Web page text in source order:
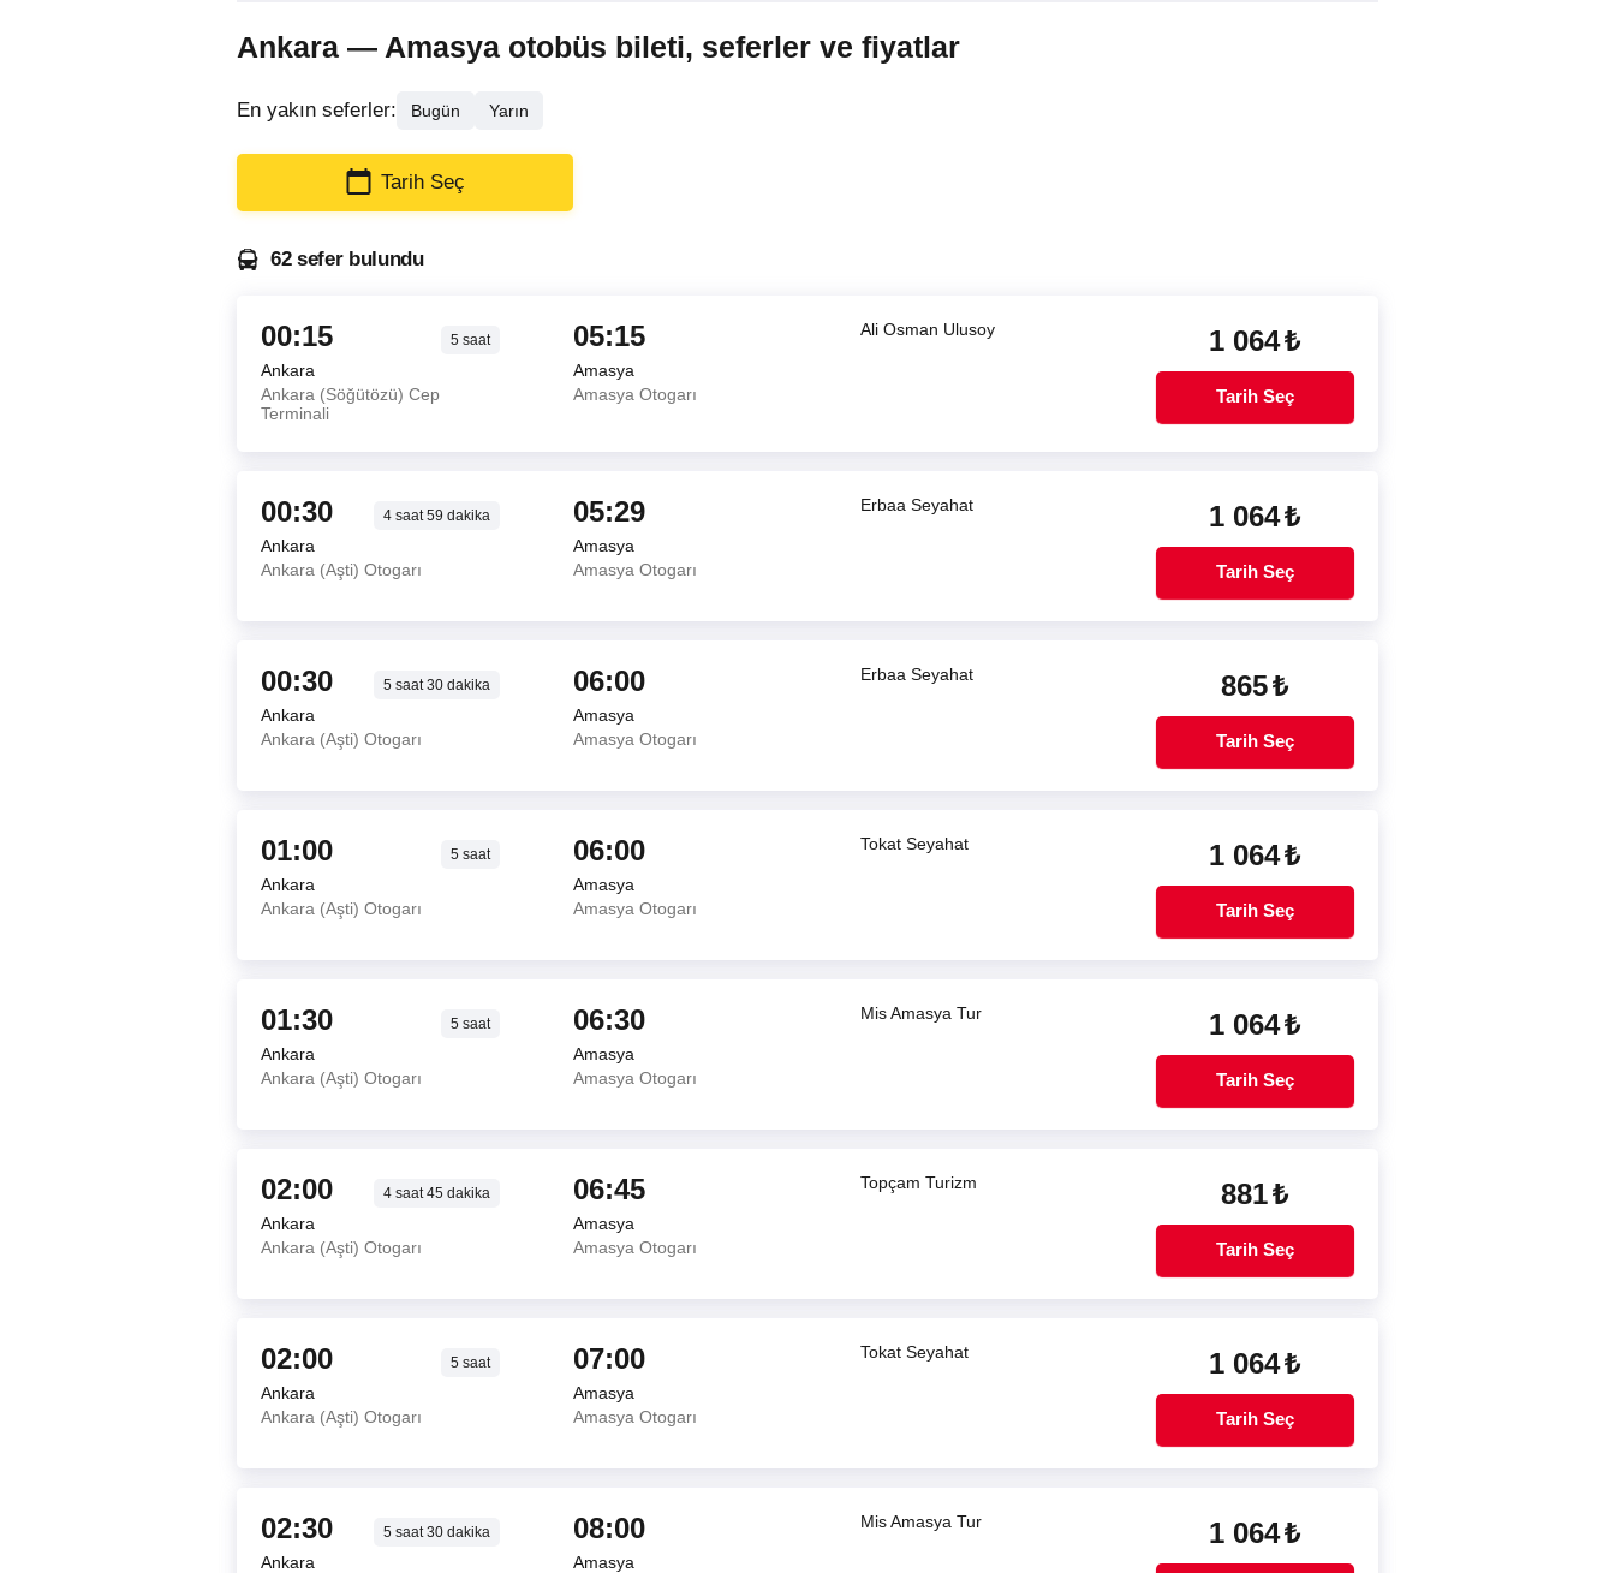
Ankara — Amasya otobüs bileti, seferler ve fiyatlar
En yakın seferler: Bugün Yarın
Tarih Seç
62 sefer bulundu
00:15 5 saat
Ankara
Ankara (Söğütözü) Cep
Terminali
05:15
Amasya
Amasya Otogarı
Ali Osman Ulusoy 1 064₺
Tarih Seç
00:30 4 saat59 dakika
Ankara
Ankara (Aşti) Otogarı
05:29
Amasya
Amasya Otogarı
Erbaa Seyahat 1 064₺
Tarih Seç
00:30 5 saat30 dakika
Ankara
Ankara (Aşti) Otogarı
06:00
Amasya
Amasya Otogarı
Erbaa Seyahat 865₺
Tarih Seç
01:00 5 saat
Ankara
Ankara (Aşti) Otogarı
06:00
Amasya
Amasya Otogarı
Tokat Seyahat 1 064₺
Tarih Seç
01:30 5 saat
Ankara
Ankara (Aşti) Otogarı
06:30
Amasya
Amasya Otogarı
Mis Amasya Tur 1 064₺
Tarih Seç
02:00 4 saat45 dakika
Ankara
Ankara (Aşti) Otogarı
06:45
Amasya
Amasya Otogarı
Topçam Turizm 881₺
Tarih Seç
02:00 5 saat
Ankara
Ankara (Aşti) Otogarı
07:00
Amasya
Amasya Otogarı
Tokat Seyahat 1 064₺
Tarih Seç
02:30 5 saat30 dakika
Ankara
08:00
Amasya
Mis Amasya Tur 1 064₺